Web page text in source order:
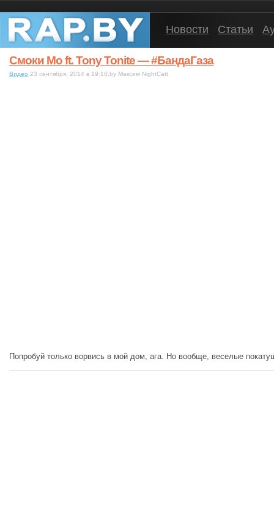
Новости Статьи
Смоки Мо ft. Tony Tonite — #БандаГаза
Видео 23 сентября, 2014 в 19:10,by Максим NightCatt
Попробуй только ворвись в мой дом, ага. Но вообще, веселые